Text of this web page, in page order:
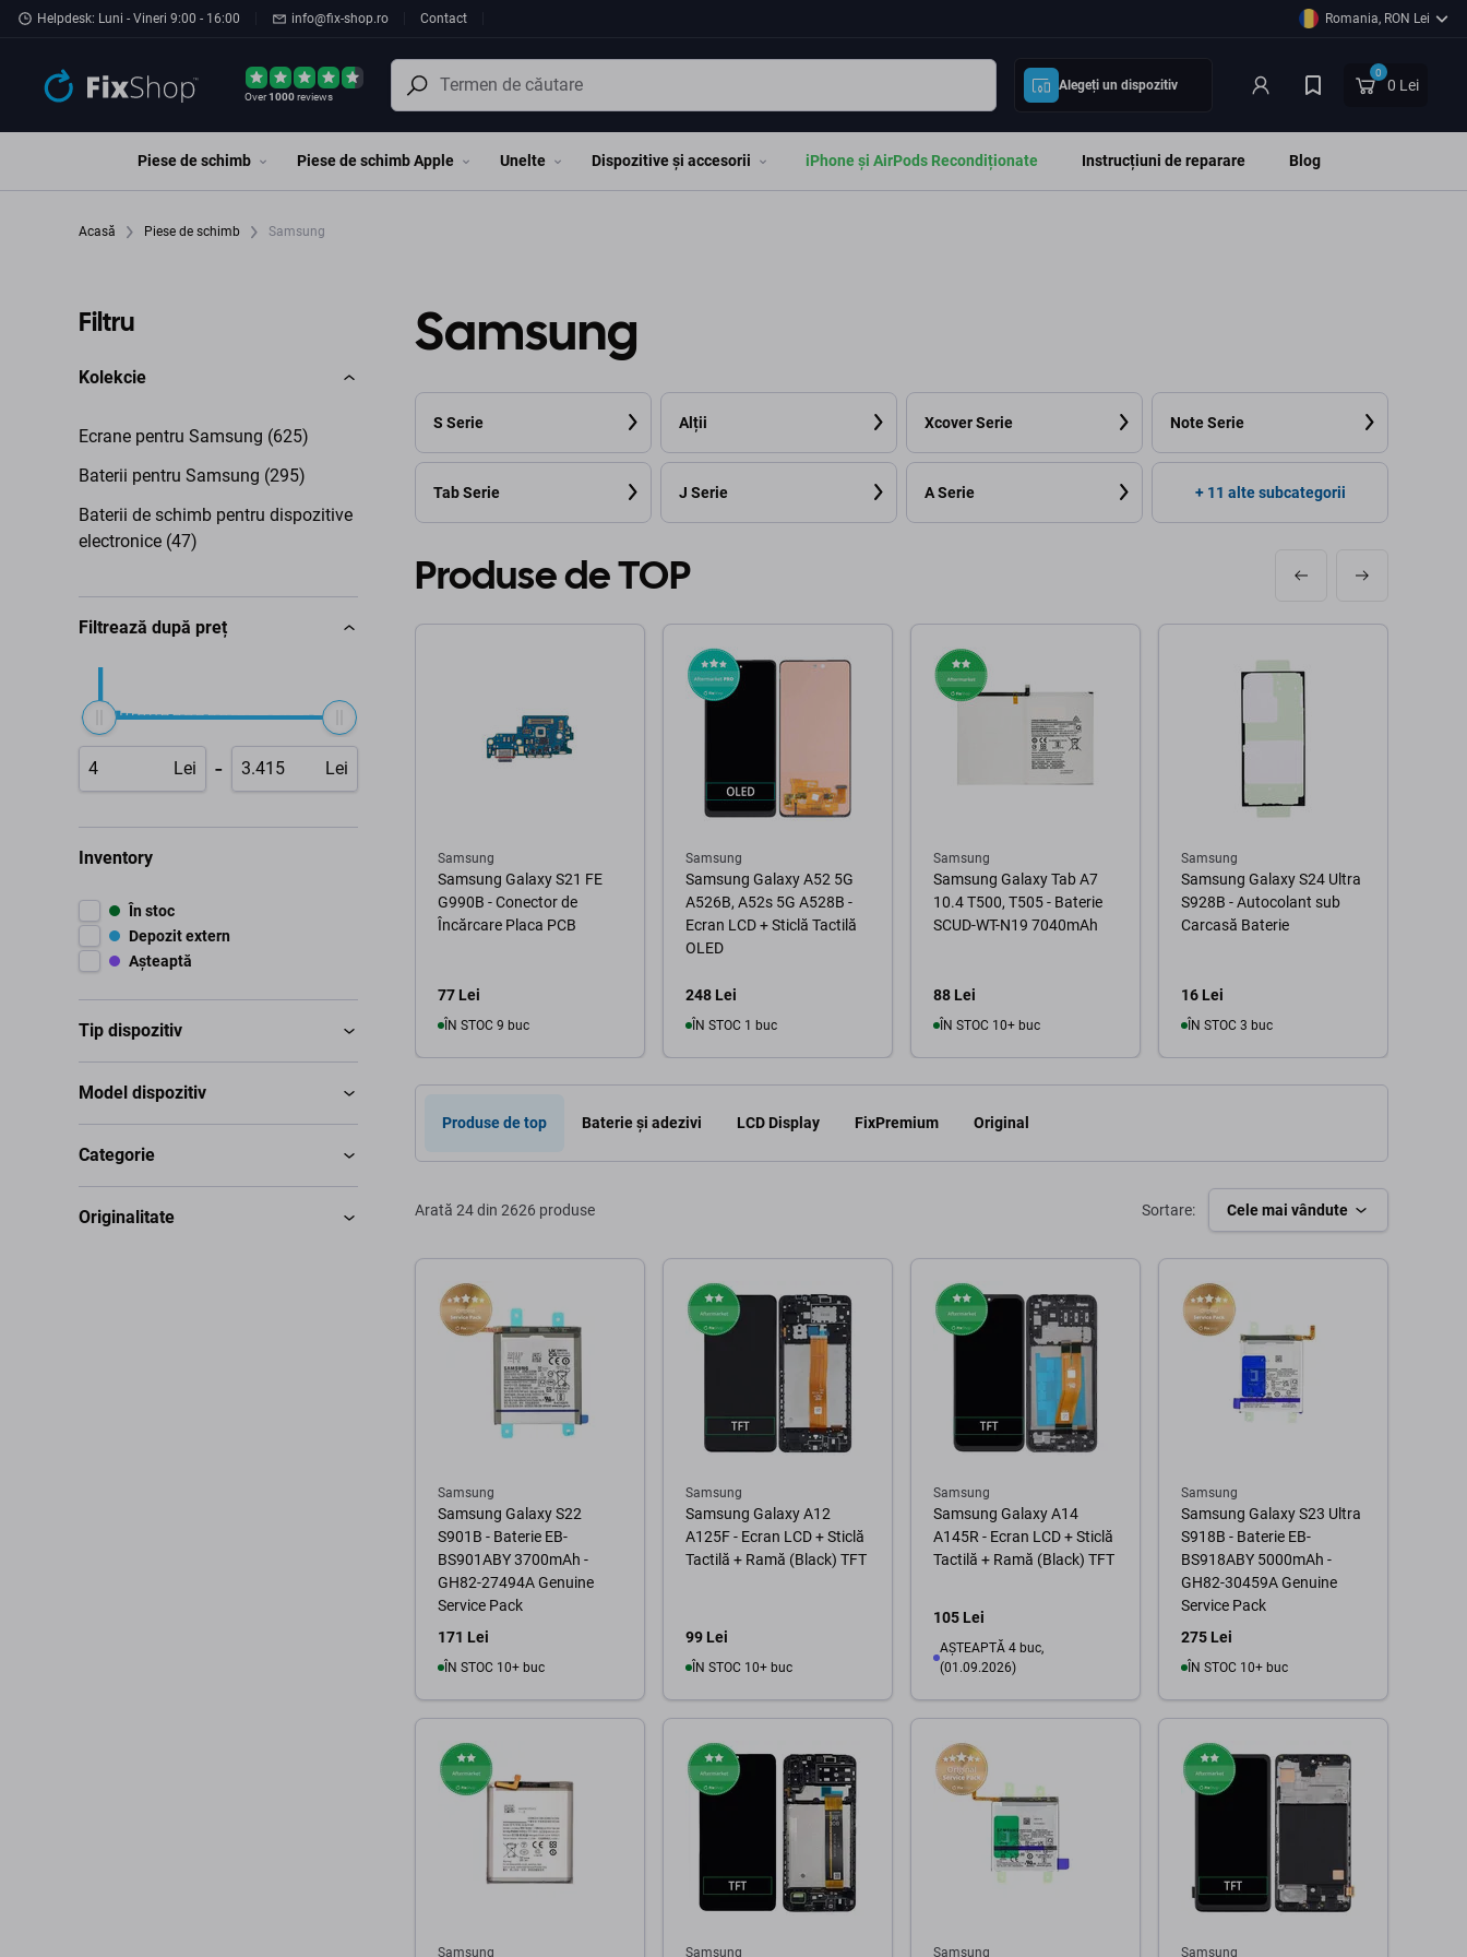
Preskočiť na hlavný obsah
Helpdesk: Luni - Vineri 9:00 - 16:00 info@fix-shop.ro Contact Romania, RON Lei
Over1000reviews
Alegeți un dispozitiv
0
0 Lei
Piese de schimb Piese de schimb Apple Unelte Dispozitive și accesorii iPhone și AirPods Recondiționate Instrucțiuni de reparare Blog
Acasă Piese de schimb Samsung
Filtru
Kolekcie
Ecrane pentru Samsung (625)
Baterii pentru Samsung (295)
Baterii de schimb pentru dispozitive
electronice (47)
Filtrează după preț
Lei - Lei
Inventory
În stoc
Depozit extern
Așteaptă
Tip dispozitiv
Model dispozitiv
Categorie
Originalitate
Samsung
S Serie Alții Xcover Serie Note Serie
Tab Serie J Serie A Serie + 11 alte subcategorii
Produse de TOP
Samsung
Samsung Galaxy S21 FE
G990B - Conector de
Încărcare Placa PCB
77 Lei
ÎN STOC 9 buc
În coș
Samsung
Samsung Galaxy A52 5G
A526B, A52s 5G A528B -
Ecran LCD + Sticlă Tactilă
OLED
248 Lei
ÎN STOC 1 buc
În coș
Samsung
Samsung Galaxy Tab A7
10.4 T500, T505 - Baterie
SCUD-WT-N19 7040mAh
88 Lei
ÎN STOC 10+ buc
În coș
Samsung
Samsung Galaxy S24 Ultra
S928B - Autocolant sub
Carcasă Baterie
16 Lei
ÎN STOC 3 buc
În coș
Produse de top Baterie și adezivi LCD Display FixPremium Original
Arată 24 din 2626 produse Sortare: Cele mai vândute
Samsung
Samsung Galaxy S22
S901B - Baterie EB-
BS901ABY 3700mAh -
GH82-27494A Genuine
Service Pack
171 Lei
ÎN STOC 10+ buc
Samsung
Samsung Galaxy A12
A125F - Ecran LCD + Sticlă
Tactilă + Ramă (Black) TFT
99 Lei
ÎN STOC 10+ buc
Samsung
Samsung Galaxy A14
A145R - Ecran LCD + Sticlă
Tactilă + Ramă (Black) TFT
105 Lei
AȘTEAPTĂ 4 buc,
(01.09.2026)
În coș
Samsung
Samsung Galaxy S23 Ultra
S918B - Baterie EB-
BS918ABY 5000mAh -
GH82-30459A Genuine
Service Pack
275 Lei
ÎN STOC 10+ buc
Samsung Samsung Samsung Samsung